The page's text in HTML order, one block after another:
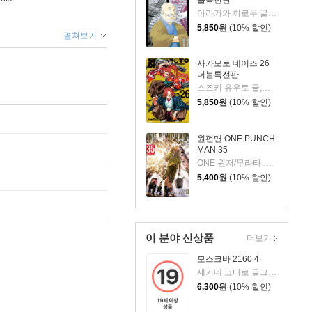
아라카와 히로무 글그림
5,850원 (10% 할인)
사카모토 데이즈 26
더블특전판
스즈키 유우토 글,그림
5,850원 (10% 할인)
원펀맨 ONE PUNCH
MAN 35
ONE 원저/무라타 유스케 그림
5,400원 (10% 할인)
이 분야 신상품
모스크바 2160 4
세키네 코타로 글그림/카규 쿠모 원저/김성래 역
6,300원 (10% 할인)
더보기
펼쳐보기